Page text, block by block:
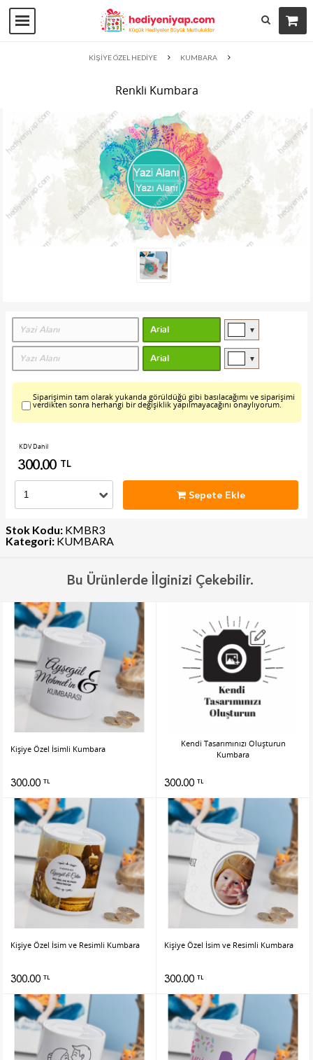
KİŞİYE ÖZEL HEDİYE KUMBARA
Renkli Kumbara
▼
▼
Siparişimin tam olarak yukarıda görüldüğü gibi basılacağımı ve siparişimi
verdikten sonra herhangi bir değişiklik yapılmayacağını onaylıyorum.
KDV Dahil
300.00 TL
Sepete Ekle
Stok Kodu: KMBR3
Kategori: KUMBARA
Bu Ürünlerde İlginizi Çekebilir.
Kişiye Özel İsimli Kumbara
300.00 TL
Kendi Tasarımınızı Oluşturun
Kumbara
300.00 TL
Kişiye Özel İsim ve Resimli Kumbara
300.00 TL
Kişiye Özel İsim ve Resimli Kumbara
300.00 TL